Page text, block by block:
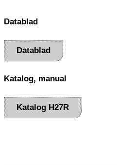
Datablad
Datablad
Katalog, manual
Katalog H27R